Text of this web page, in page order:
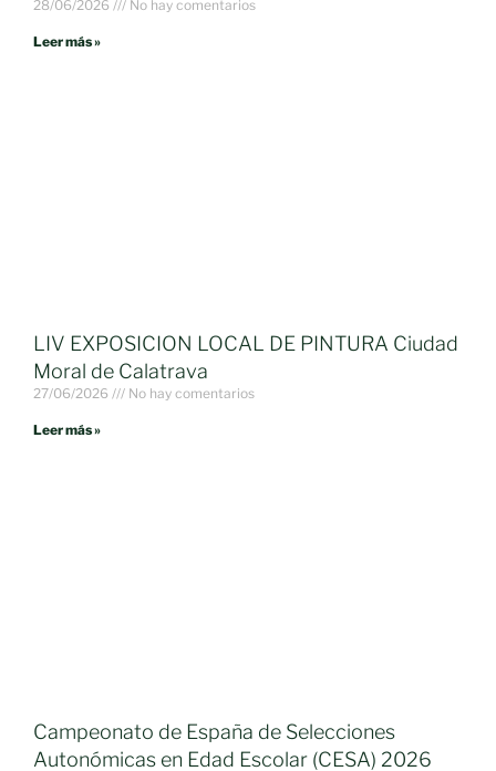
28/06/2026 No hay comentarios
Leer más »
LIV EXPOSICION LOCAL DE PINTURA Ciudad
Moral de Calatrava
27/06/2026 No hay comentarios
Leer más »
Campeonato de España de Selecciones
Autonómicas en Edad Escolar (CESA) 2026